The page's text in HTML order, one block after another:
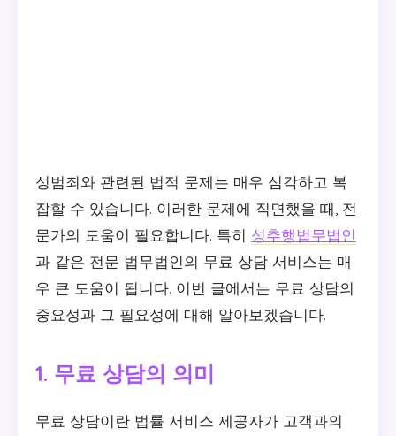
성범죄와 관련된 법적 문제는 매우 심각하고 복
잡할 수 있습니다. 이러한 문제에 직면했을 때, 전
문가의 도움이 필요합니다. 특히 성추행법무법인
과 같은 전문 법무법인의 무료 상담 서비스는 매
우 큰 도움이 됩니다. 이번 글에서는 무료 상담의
중요성과 그 필요성에 대해 알아보겠습니다.
1. 무료 상담의 의미
무료 상담이란 법률 서비스 제공자가 고객과의